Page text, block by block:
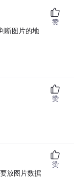
断图片的地
赞
赞
放图片数据
赞